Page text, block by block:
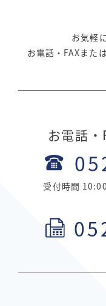
お気軽
お電話・FAXまた
お電話
受付時間